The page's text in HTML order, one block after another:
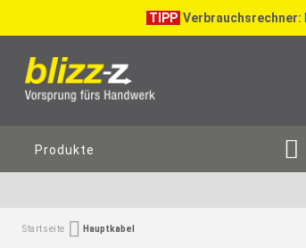
TIPP Verbrauchsrechner:
Produkte
Startseite Hauptkabel